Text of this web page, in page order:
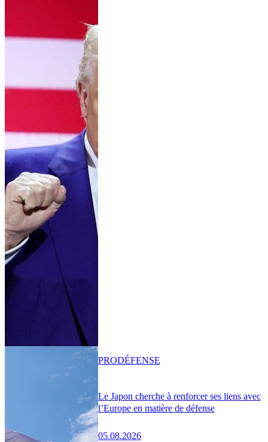
Le Japon cherche à renforcer ses liens avec
l’Europe en matière de défense
05.08.2026
PRODÉFENSE